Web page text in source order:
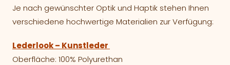
Je nach gewünschter Optik und Haptik stehen Ihnen
verschiedene hochwertige Materialien zur Verfügung:
Lederlook – Kunstleder
Oberfläche: 100% Polyurethan